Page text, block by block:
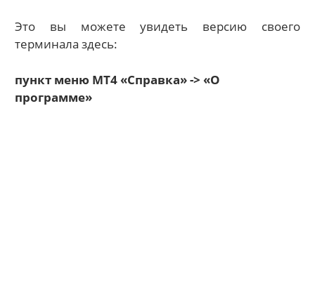
Это вы можете увидеть версию своего
терминала здесь:
пункт меню МТ4 «Справка» -> «О
программе»